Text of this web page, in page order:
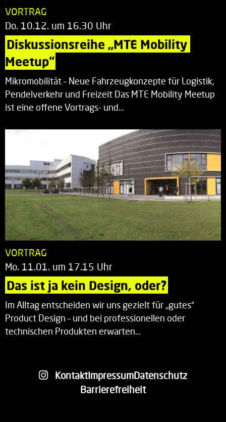
VORTRAG
Do. 10.12. um 16.30 Uhr
Diskussionsreihe „MTE Mobility
Meetup“
Mikromobilität – Neue Fahrzeugkonzepte für Logistik,
Pendelverkehr und Freizeit Das MTE Mobility Meetup
ist eine offene Vortrags- und…
VORTRAG
Mo. 11.01. um 17.15 Uhr
Das ist ja kein Design, oder?
Im Alltag entscheiden wir uns gezielt für „gutes“
Product Design – und bei professionellen oder
technischen Produkten erwarten…
KontaktImpressumDatenschutz
Barrierefreiheit